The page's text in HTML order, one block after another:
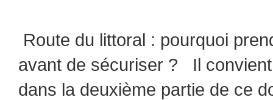
Route du littoral : pourquoi
avant de sécuriser ? Il convient
dans la deuxième partie de ce